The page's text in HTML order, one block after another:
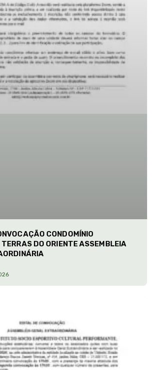
CONDOMÍNIO
DO ORIENTE ASSEMBLEIA